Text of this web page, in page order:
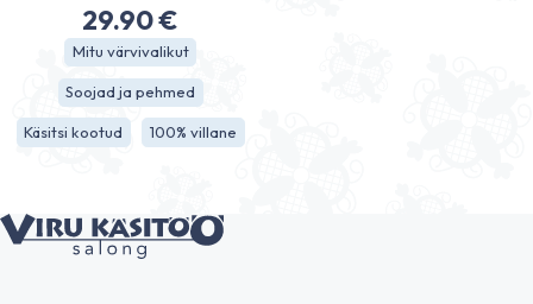
29.90€
Mitu värvivalikut
Soojad ja pehmed
Käsitsi kootud 100% villane